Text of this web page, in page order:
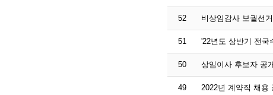
52 비상임감사 보궐선
51 '22년도 상반기 전국
50 상임이사 후보자 공
49 2022년 계약직 채용